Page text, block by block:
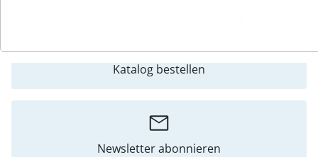
Katalog bestellen
Newsletter abonnieren